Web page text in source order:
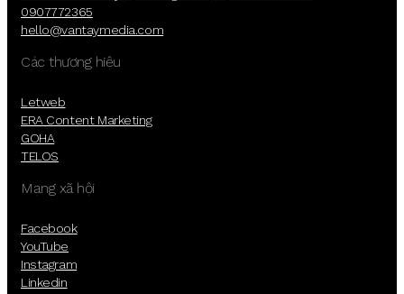
0907772365
hello@vantaymedia.com
Các thương hiệu
Letweb
ERA Content Marketing
GOHA
TELOS
Mạng xã hội
Facebook
YouTube
Instagram
Linkedin